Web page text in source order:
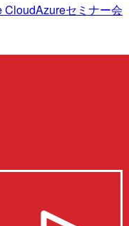
CloudAzureセミナー会